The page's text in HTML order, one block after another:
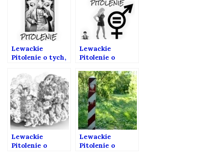
Lewackie
Pitolenie o tych,
Zbójcy Gębonie
Lewackie
Pitolenie o
równości.
Lewackie
Pitolenie o
Lewackie
Pitolenie o